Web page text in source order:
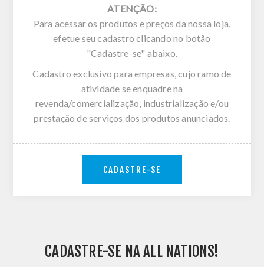
ATENÇÃO:
Para acessar os produtos e preços da nossa loja,
efetue seu cadastro clicando no botão
"Cadastre-se" abaixo.
Cadastro exclusivo para empresas, cujo ramo de
atividade se enquadre na
revenda/comercialização, industrialização e/ou
prestação de serviços dos produtos anunciados.
CADASTRE-SE
CADASTRE-SE NA ALL NATIONS!